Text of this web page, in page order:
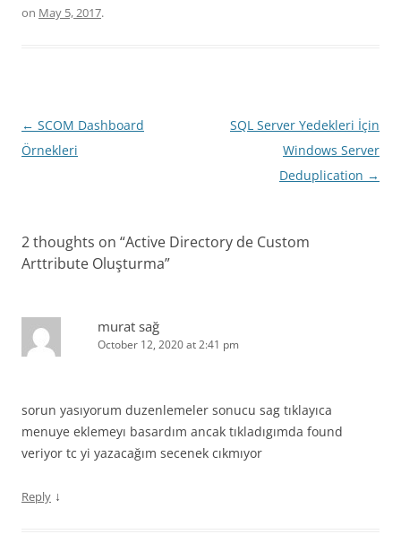
on May 5, 2017.
Post
navigation
← SCOM Dashboard
Örnekleri
SQL Server Yedekleri İçin
Windows Server
Deduplication →
2 thoughts on “Active Directory de Custom
Arttribute Oluşturma”
murat sağ
October 12, 2020 at 2:41 pm
sorun yasıyorum duzenlemeler sonucu sag tıklayıca
menuye eklemeyı basardım ancak tıkladıgımda found
veriyor tc yi yazacağım secenek cıkmıyor
Reply ↓